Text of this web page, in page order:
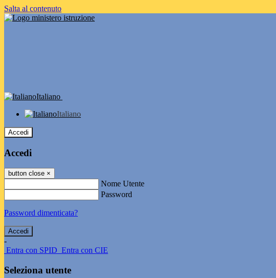
Salta al contenuto
Italiano
Italiano
Accedi
Accedi
button close ×
Nome Utente
Password
Password dimenticata?
-
Entra con SPID Entra con CIE
Seleziona utente